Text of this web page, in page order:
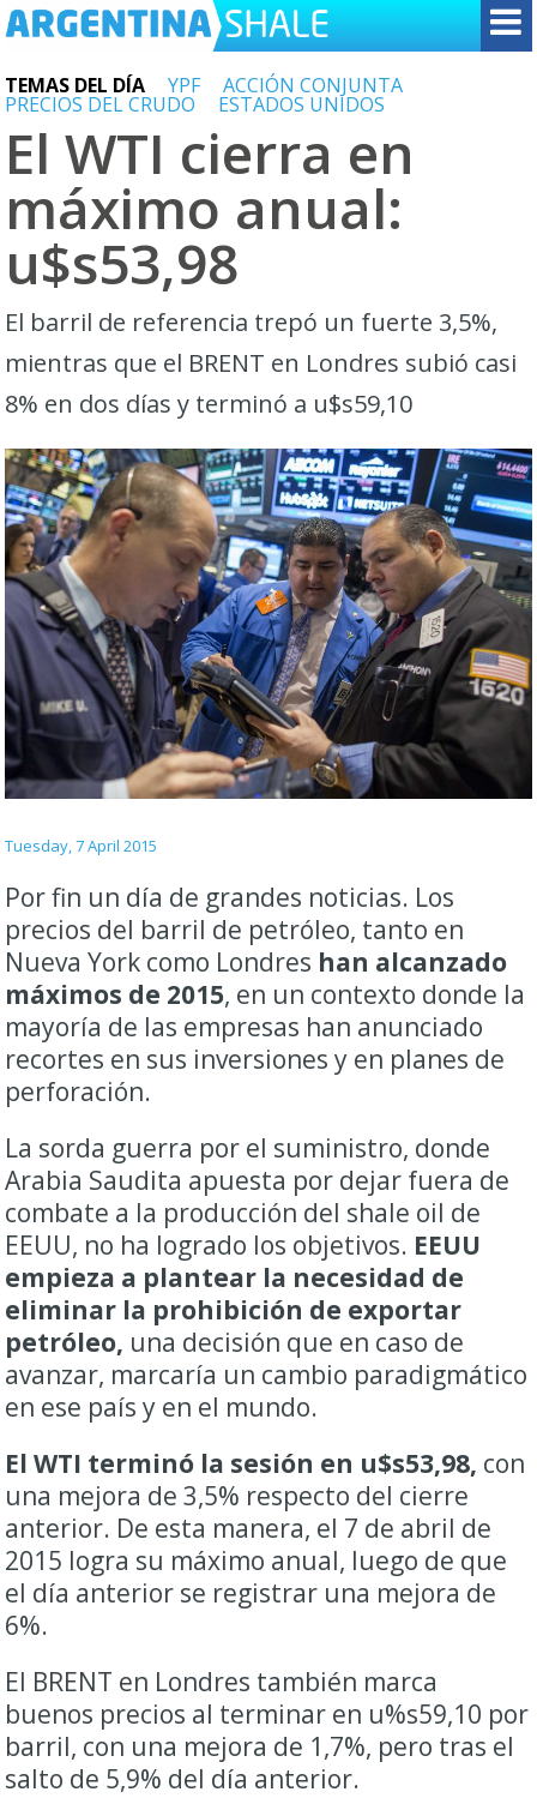
TEMAS DEL DÍA YPF ACCIÓN CONJUNTA
PRECIOS DEL CRUDO ESTADOS UNIDOS
El WTI cierra en
máximo anual:
u$s53,98
El barril de referencia trepó un fuerte 3,5%,
mientras que el BRENT en Londres subió casi
8% en dos días y terminó a u$s59,10
Tuesday, 7 April 2015
Por fin un día de grandes noticias. Los
precios del barril de petróleo, tanto en
Nueva York como Londres han alcanzado
máximos de 2015, en un contexto donde la
mayoría de las empresas han anunciado
recortes en sus inversiones y en planes de
perforación.
La sorda guerra por el suministro, donde
Arabia Saudita apuesta por dejar fuera de
combate a la producción del shale oil de
EEUU, no ha logrado los objetivos. EEUU
empieza a plantear la necesidad de
eliminar la prohibición de exportar
petróleo, una decisión que en caso de
avanzar, marcaría un cambio paradigmático
en ese país y en el mundo.
El WTI terminó la sesión en u$s53,98, con
una mejora de 3,5% respecto del cierre
anterior. De esta manera, el 7 de abril de
2015 logra su máximo anual, luego de que
el día anterior se registrar una mejora de
6%.
El BRENT en Londres también marca
buenos precios al terminar en u%s59,10 por
barril, con una mejora de 1,7%, pero tras el
salto de 5,9% del día anterior.